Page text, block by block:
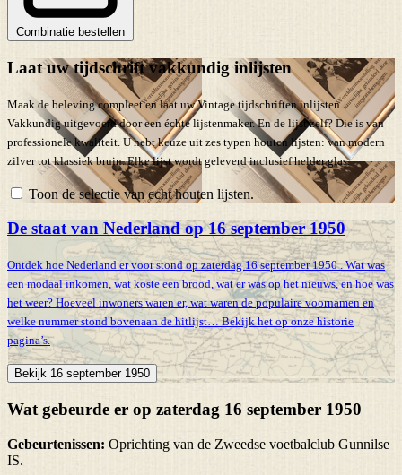
Combinatie bestellen
Laat uw tijdschrift vakkundig inlijsten
Maak de beleving compleet en laat uw Vintage tijdschriften inlijsten.
Vakkundig uitgevoerd door een échte lijstenmaker. En de lijst zelf? Die is van
professionele kwaliteit. U hebt keuze uit zes typen houten lijsten: van modern
zilver tot klassiek bruin. Elke lijst wordt geleverd inclusief helder glas.
Toon de selectie van echt houten lijsten.
De staat van Nederland op 16 september 1950
Ontdek hoe Nederland er voor stond op zaterdag 16 september 1950 . Wat was
een modaal inkomen, wat koste een brood, wat er was op het nieuws, en hoe was
het weer? Hoeveel inwoners waren er, wat waren de populaire voornamen en
welke nummer stond bovenaan de hitlijst… Bekijk het op onze historie
pagina’s.
Bekijk 16 september 1950
Wat gebeurde er op zaterdag 16 september 1950
Gebeurtenissen: Oprichting van de Zweedse voetbalclub Gunnilse
IS.